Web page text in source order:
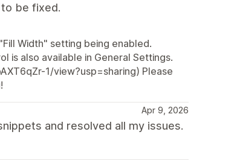
be fixed.
Width" setting being enabled.
is also available in General Settings.
1/view?usp=sharing) Please
Apr 9, 2026
and resolved all my issues.